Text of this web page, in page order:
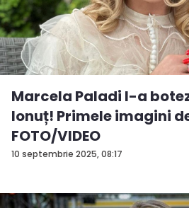
10 septembrie 2025, 08:17
Marcela Paladi l-a
Ionuț! Primele imagini
FOTO/VIDEO